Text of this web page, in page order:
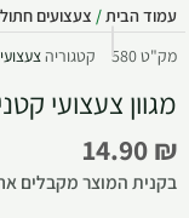
עמוד הבית/ צעצועים
מק"ט580 קטגוריה
מגוון צעצועי
14.90₪
בקנית המוצר מקבלים